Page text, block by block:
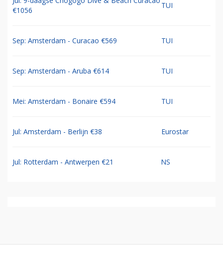
€1056
TUI
Sep: Amsterdam - Curacao €569 TUI
Sep: Amsterdam - Aruba €614 TUI
Mei: Amsterdam - Bonaire €594 TUI
Jul: Amsterdam - Berlijn €38 Eurostar
Jul: Rotterdam - Antwerpen €21 NS